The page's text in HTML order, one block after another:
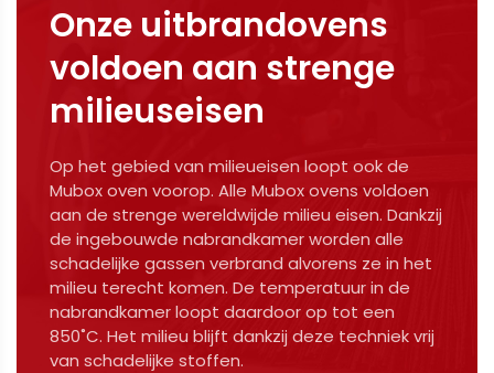
Onze uitbrandovens
voldoen aan strenge
milieuseisen
Op het gebied van milieueisen loopt ook de
Mubox oven voorop. Alle Mubox ovens voldoen
aan de strenge wereldwijde milieu eisen. Dankzij
de ingebouwde nabrandkamer worden alle
schadelijke gassen verbrand alvorens ze in het
milieu terecht komen. De temperatuur in de
nabrandkamer loopt daardoor op tot een
850˚C. Het milieu blijft dankzij deze techniek vrij
van schadelijke stoffen.